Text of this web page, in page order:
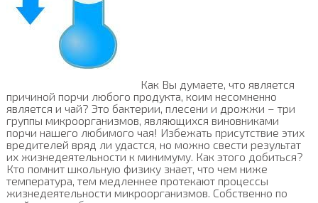
Как Вы думаете, что является
причиной порчи любого продукта, коим несомненно
является и чай? Это бактерии, плесени и дрожжи – три
группы микроорганизмов, являющихся виновниками
порчи нашего любимого чая! Избежать присутствие этих
вредителей вряд ли удастся, но можно свести результат
их жизнедеятельности к минимуму. Как этого добиться?
Кто помнит школьную физику знает, что чем ниже
температура, тем медленнее протекают процессы
жизнедеятельности микроорганизмов. Собственно по